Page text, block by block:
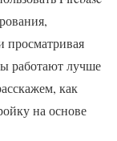
просматривая
работают лучше
как
на основе